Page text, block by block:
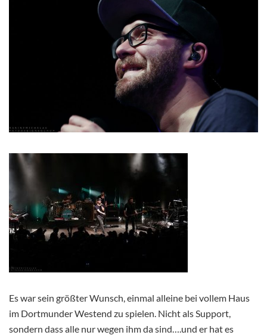
Es war sein größter Wunsch, einmal alleine bei vollem Haus
im Dortmunder Westend zu spielen. Nicht als Support,
sondern dass alle nur wegen ihm da sind….und er hat es